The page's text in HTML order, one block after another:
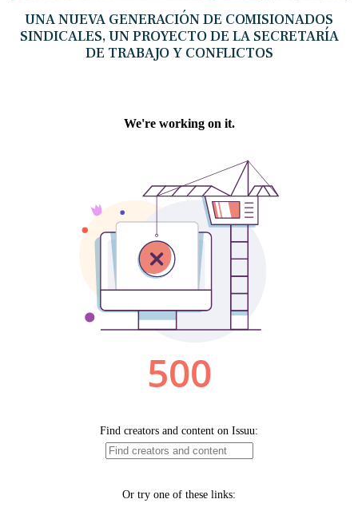
UNA NUEVA GENERACIÓN DE COMISIONADOS
SINDICALES, UN PROYECTO DE LA SECRETARÍA
DE TRABAJO Y CONFLICTOS